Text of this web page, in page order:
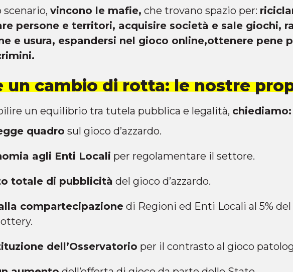
scenario, vincono le mafie, che trovano spazio per:
persone e territori, acquisire società e sale giochi,
e usura, espandersi nel gioco online,ottenere pene
un cambio di rotta: le nostre
un equilibrio tra tutela pubblica e legalità, chiediamo:
quadro sul gioco d’azzardo.
agli Enti Locali per regolamentare il settore.
totale di pubblicità del gioco d’azzardo.
compartecipazione di Regioni ed Enti Locali al 5%
dell’Osservatorio per il contrasto al gioco